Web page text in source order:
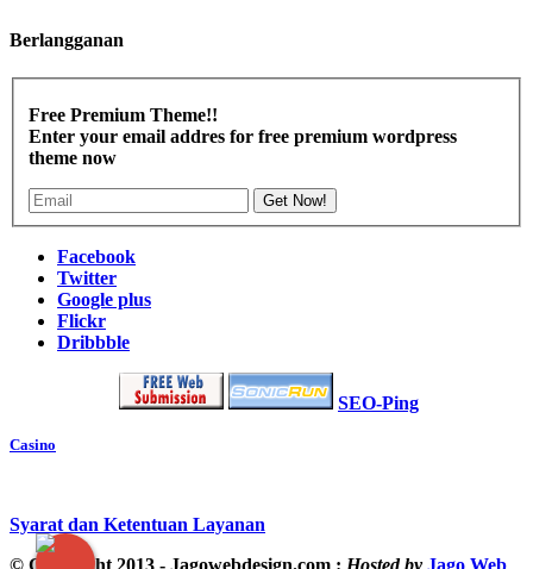
Berlangganan
Free Premium Theme!!
Enter your email addres for free premium wordpress
theme now
Get Now!
Facebook
Twitter
Google plus
Flickr
Dribbble
SEO-Ping
Casino
Syarat dan Ketentuan Layanan